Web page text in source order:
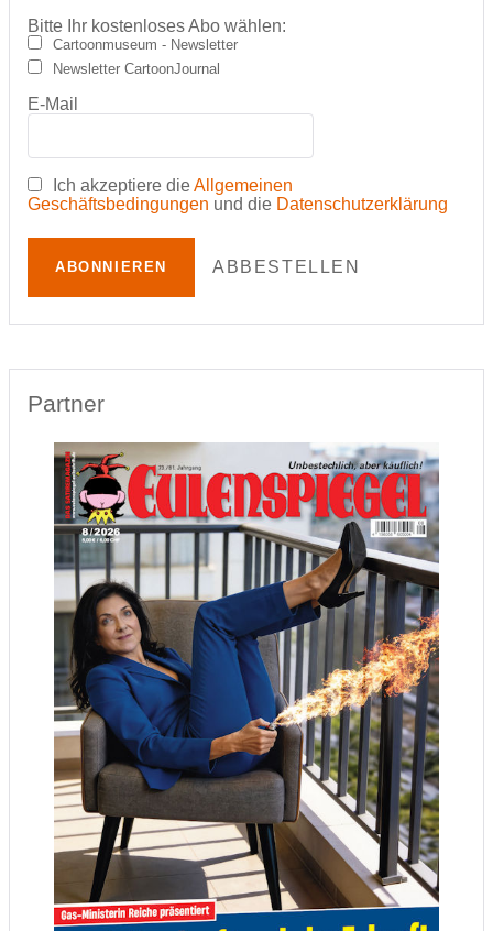
Bitte Ihr kostenloses Abo wählen:
Cartoonmuseum - Newsletter
Newsletter CartoonJournal
E-Mail
Ich akzeptiere dieAllgemeinen
Geschäftsbedingungen und die Datenschutzerklärung
ABONNIEREN ABBESTELLEN
Partner